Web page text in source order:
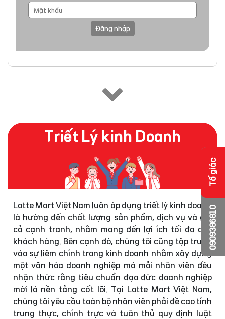
Đăng nhập
Triết Lý kinh Doanh
Lotte Mart Việt Nam luôn áp dụng triết lý kinh doanh
là hướng đến chất lượng sản phẩm, dịch vụ và giá
cả cạnh tranh, nhằm mang đến lợi ích tối đa cho
khách hàng. Bên cạnh đó, chúng tôi cũng tập trung
vào sự liêm chính trong kinh doanh nhằm xây dựng
một văn hóa doanh nghiệp mà mỗi nhân viên đều
nhận thức rằng tiêu chuẩn đạo đức doanh nghiệp
mới là nền tảng cốt lõi. Tại Lotte Mart Việt Nam,
chúng tôi yêu cầu toàn bộ nhân viên phải đề cao tính
trung thực, chính trực và tuân thủ quy định luật
0909386810
Tố giác